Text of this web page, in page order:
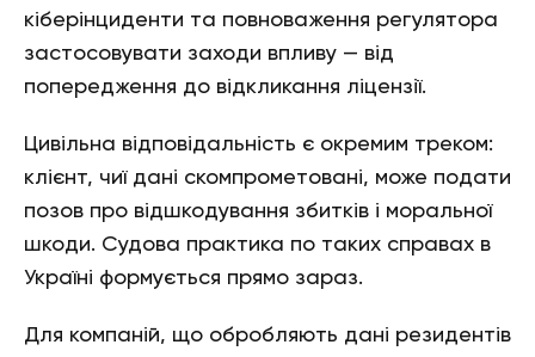
кіберінциденти та повноваження регулятора
застосовувати заходи впливу — від
попередження до відкликання ліцензії.
Цивільна відповідальність є окремим треком:
клієнт, чиї дані скомпрометовані, може подати
позов про відшкодування збитків і моральної
шкоди. Судова практика по таких справах в
Україні формується прямо зараз.
Для компаній, що обробляють дані резидентів